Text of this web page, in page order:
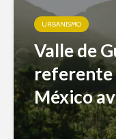
URBANISMO
Valle de
referente
México